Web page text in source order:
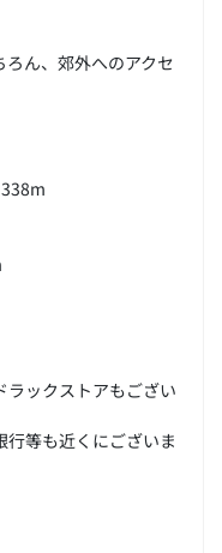
ん、郊外へのアクセ
ラックストアもござい
等も近くにございま